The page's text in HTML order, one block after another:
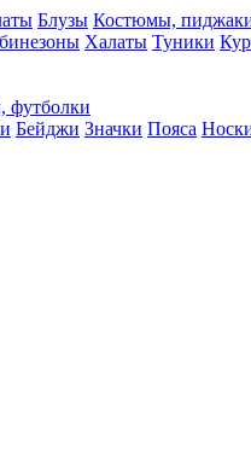
Блузы Костюмы,
Халаты Туники
футболки
Бейджи Значки Пояса